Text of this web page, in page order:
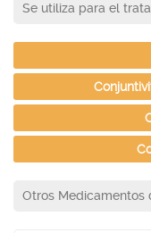
Se utiliza para el
Otros Medicamentos